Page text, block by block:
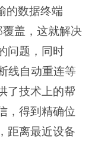
的数据终端
覆盖，这就解决
问题，同时
线自动重连等
了技术上的帮
，得到精确位
距离最近设备